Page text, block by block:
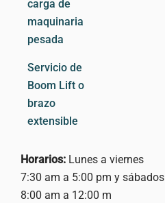
carga de
maquinaria
pesada
Servicio de
Boom Lift o
brazo
extensible
Horarios: Lunes a viernes
7:30 am a 5:00 pm y sábados
8:00 am a 12:00 m